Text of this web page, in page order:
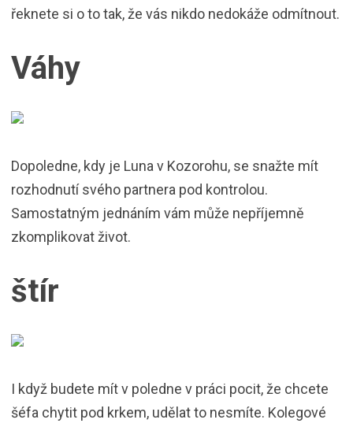
řeknete si o to tak, že vás nikdo nedokáže odmítnout.
Váhy
Dopoledne, kdy je Luna v Kozorohu, se snažte mít
rozhodnutí svého partnera pod kontrolou.
Samostatným jednáním vám může nepříjemně
zkomplikovat život.
štír
I když budete mít v poledne v práci pocit, že chcete
šéfa chytit pod krkem, udělat to nesmíte. Kolegové